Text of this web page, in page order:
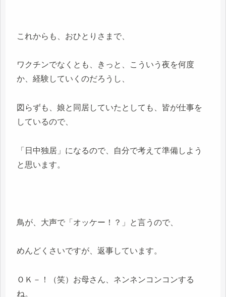
これからも、おひとりさまで、
ワクチンでなくとも、きっと、こういう夜を何度
か、経験していくのだろうし、
図らずも、娘と同居していたとしても、皆が仕事を
しているので、
「日中独居」になるので、自分で考えて準備しよう
と思います。
鳥が、大声で「オッケー！？」と言うので、
めんどくさいですが、返事しています。
ＯＫ－！（笑）お母さん、ネンネンコンコンする
ね。